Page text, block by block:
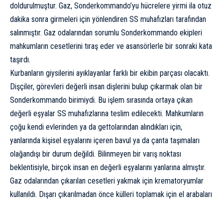
doldurulmuştur. Gaz, Sonderkommando’yu hücrelere yirmi ila otuz
dakika sonra girmeleri için yönlendiren SS muhafızları tarafından
salınmıştır. Gaz odalarından sorumlu Sonderkommando ekipleri
mahkumların cesetlerini tıraş eder ve asansörlerle bir sonraki kata
taşırdı.
Kurbanların giysilerini ayıklayanlar farklı bir ekibin parçası olacaktı.
Dişçiler, görevleri değerli insan dişlerini bulup çıkarmak olan bir
Sonderkommando birimiydi. Bu işlem sırasında ortaya çıkan
değerli eşyalar SS muhafızlarına teslim edilecekti. Mahkumların
çoğu kendi evlerinden ya da gettolarından alındıkları için,
yanlarında kişisel eşyalarını içeren bavul ya da çanta taşımaları
olağandışı bir durum değildi. Bilinmeyen bir varış noktası
beklentisiyle, birçok insan en değerli eşyalarını yanlarına almıştır.
Gaz odalarından çıkarılan cesetleri yakmak için krematoryumlar
kullanıldı. Dışarı çıkarılmadan önce külleri toplamak için el arabaları